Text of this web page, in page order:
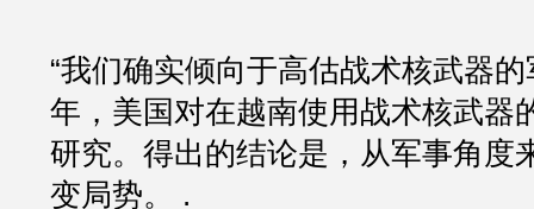
“我们确实倾向于高估战术核武器
年，美国对在越南使用战术核武器
研究。得出的结论是，从军事角度
变局势。 .